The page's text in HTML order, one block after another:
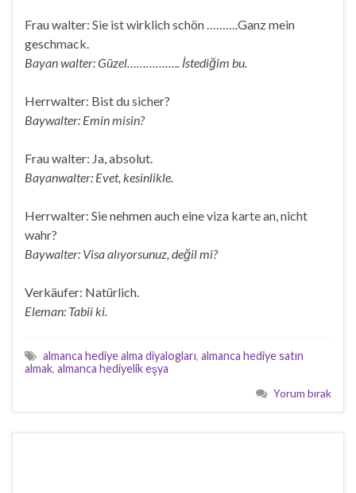
Frau walter: Sie ist wirklich schön ……….Ganz mein
geschmack.
Bayan walter: Güzel…………….. İstediğim bu.
Herrwalter: Bist du sicher?
Baywalter: Emin misin?
Frau walter: Ja, absolut.
Bayanwalter: Evet, kesinlikle.
Herrwalter: Sie nehmen auch eine viza karte an, nicht
wahr?
Baywalter: Visa alıyorsunuz, değil mi?
Verkäufer: Natürlich.
Eleman: Tabii ki.
almanca hediye alma diyalogları, almanca hediye satın
almak, almanca hediyelik eşya
Yorum bırak